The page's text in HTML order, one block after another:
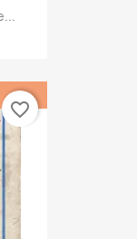
favorite_border